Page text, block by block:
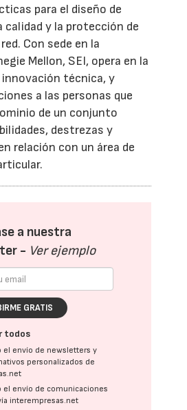
para el diseño de
y la protección de
Con sede en la
Mellon, SEI, opera en la
innovación técnica, y
a las personas que
de un conjunto
destrezas y
relación con un área de
a nuestra
- Ver ejemplo
GRATIS
todos
el envío de newsletters y
personalizados de
el envío de comunicaciones
interempresas.net